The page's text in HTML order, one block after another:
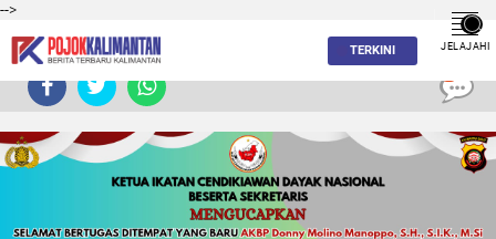
-->
TERKINI JELAJAHI